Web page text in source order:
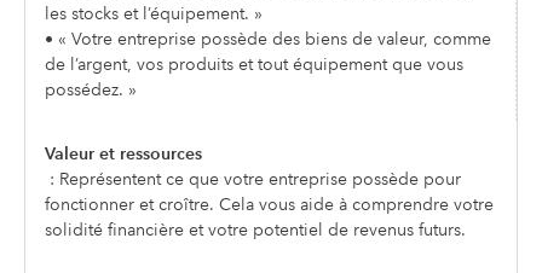
les stocks et l’équipement. »
• « Votre entreprise possède des biens de valeur, comme
de l’argent, vos produits et tout équipement que vous
possédez. »
Valeur et ressources
: Représentent ce que votre entreprise possède pour
fonctionner et croître. Cela vous aide à comprendre votre
solidité financière et votre potentiel de revenus futurs.